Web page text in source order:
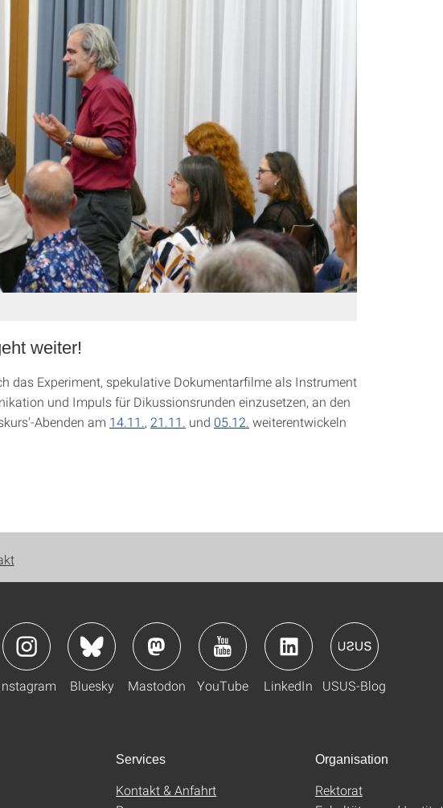
weiter!
das Experiment, spekulative Dokumentarfilme als Instrument
und Impuls für Dikussionsrunden einzusetzen, an den
Abenden am 14.11., 21.11. und 05.12. weiterentwickeln
Bluesky Mastodon YouTube LinkedIn USUS-Blog
Services
Kontakt & Anfahrt
Organisation
Rektorat